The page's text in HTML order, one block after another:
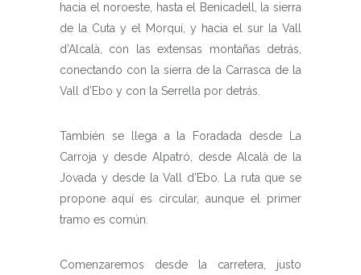
hacia el noroeste, hasta el Benicadell, la sierra
de la Cuta y el Morquí, y hacia el sur la Vall
d’Alcalà, con las extensas montañas detrás,
conectando con la sierra de la Carrasca de la
Vall d’Ebo y con la Serrella por detrás.
También se llega a la Foradada desde La
Carroja y desde Alpatró, desde Alcalà de la
Jovada y desde la Vall d’Ebo. La ruta que se
propone aquí es circular, aunque el primer
tramo es común.
Comenzaremos desde la carretera, justo